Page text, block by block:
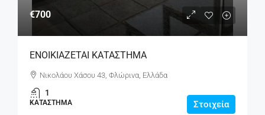
€700
ΕΝΟΙΚΙΑΖΕΤΑΙ ΚΑΤΑΣΤΗΜΑ
Νικολάου Χάσου 43, Φλώρινα, Ελλάδα
1
ΚΑΤΆΣΤΗΜΑ Στοιχεία